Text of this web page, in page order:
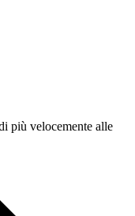
più velocemente alle